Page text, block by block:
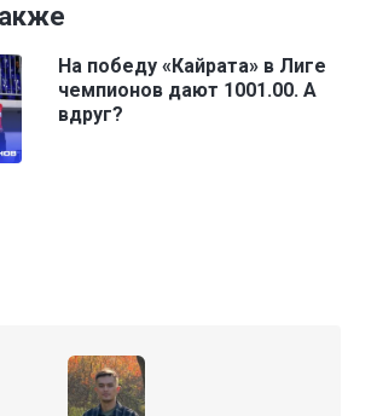
На победу «Кайрата» в Лиге
чемпионов дают 1001.00. А
вдруг?